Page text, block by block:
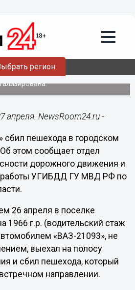
регион
сбил пешехода на
полосы в
апреля. NewsRoom24.ru -
сбил пешехода в городском
этом сообщает отдел
дорожного движения и
работы УГИБДД ГУ МВД РФ по
26 апреля в поселке
1966 г.р. (водительский стаж
«ВАЗ-21093», не
выехал на полосу
и сбил пешехода, который
направлении.